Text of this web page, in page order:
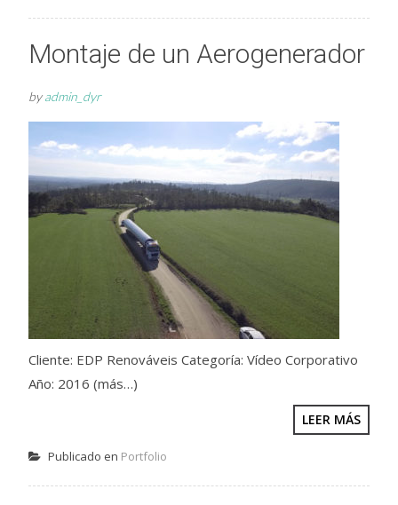
Montaje de un Aerogenerador
byadmin_dyr
Cliente: EDP Renováveis Categoría: Vídeo Corporativo
Año: 2016 (más…)
LEER MÁS
Publicado en Portfolio